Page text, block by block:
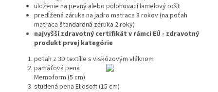
uloženie na pevný alebo polohovací lamelový rošt
predĺžená záruka na jadro matraca 8 rokov (na poťah
matraca štandardná záruka 2 roky)
najvyšší zdravotný certifikát v rámci EÚ - zdravotný
produkt prvej kategórie
poťah z 3D textílie s viskózovým vláknom
pamäťová pena
Memoform (5 cm)
studená pena Eliosoft (15 cm)